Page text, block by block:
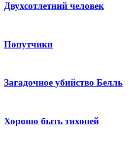
Двухсотлетний человек
Попутчики
Загадочное убийство Белль
Хорошо быть тихоней